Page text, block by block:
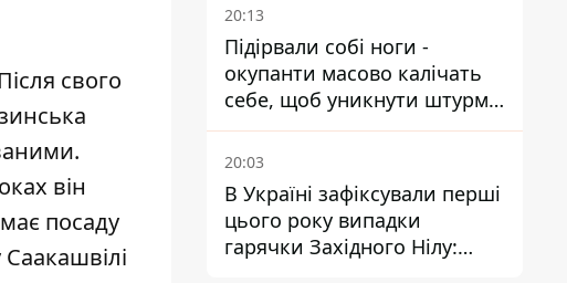
свого
він
посаду
20:13
Підірвали собі ноги -
окупанти масово калічать
себе, щоб уникнути штурмів
- ГУР
20:03
В Україні зафіксували перші
цього року випадки
гарячки Західного Нілу: